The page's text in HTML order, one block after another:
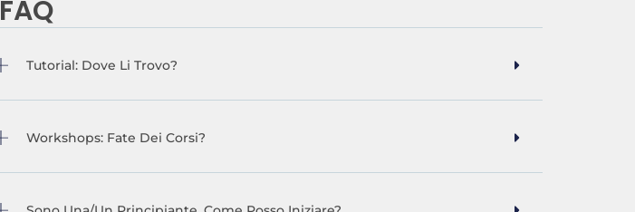
FAQ
Tutorial: Dove Li Trovo?
Workshops: Fate Dei Corsi?